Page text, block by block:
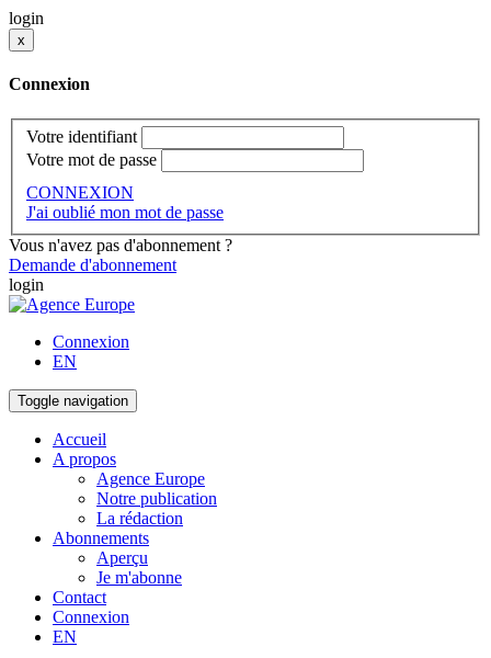
login
x
Connexion
Votre identifiant
Votre mot de passe
CONNEXION
J'ai oublié mon mot de passe
Vous n'avez pas d'abonnement ?
Demande d'abonnement
login
Connexion
EN
Toggle navigation
Accueil
A propos
Agence Europe
Notre publication
La rédaction
Abonnements
Aperçu
Je m'abonne
Contact
Connexion
EN